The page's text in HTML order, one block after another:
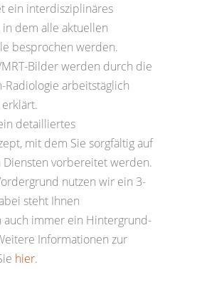
ein interdisziplinäres
dem alle aktuellen
besprochen werden.
Bilder werden durch die
Radiologie arbeitstäglich
detailliertes
mit dem Sie sorgfältig auf
Diensten vorbereitet werden.
nutzen wir ein 3-
steht Ihnen
auch immer ein Hintergrund-
Informationen zur
hier.